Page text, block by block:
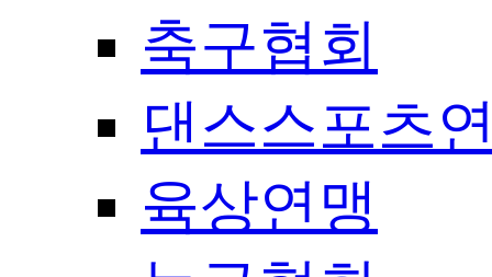
축구협회
댄스스포츠
육상연맹